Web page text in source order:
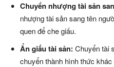
Chuyển nhượng tài sản
nhượng tài sản sang tên
quen để che giấu.
Ẩn giấu tài sản: Chuyển tài
chuyển thành hình thức khác